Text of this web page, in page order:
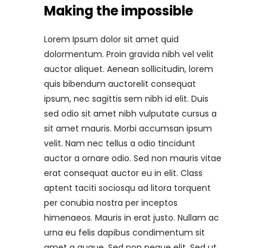
Making the impossible
Lorem Ipsum dolor sit amet quid
dolormentum. Proin gravida nibh vel velit
auctor aliquet. Aenean sollicitudin, lorem
quis bibendum auctorelit consequat
ipsum, nec sagittis sem nibh id elit. Duis
sed odio sit amet nibh vulputate cursus a
sit amet mauris. Morbi accumsan ipsum
velit. Nam nec tellus a odio tincidunt
auctor a ornare odio. Sed non mauris vitae
erat consequat auctor eu in elit. Class
aptent taciti sociosqu ad litora torquent
per conubia nostra per inceptos
himenaeos. Mauris in erat justo. Nullam ac
urna eu felis dapibus condimentum sit